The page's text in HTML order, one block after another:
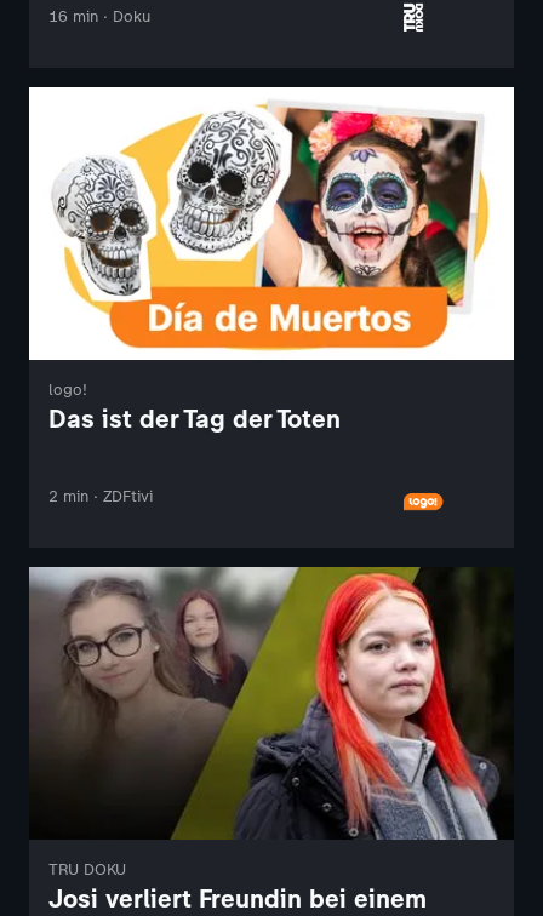
16 min · Doku
logo!
Das ist der Tag der Toten
2 min · ZDFtivi
TRU DOKU
Josi verliert Freundin bei einem